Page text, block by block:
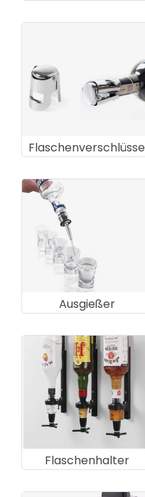
Flaschenverschlüsse
Ausgießer
Flaschenhalter